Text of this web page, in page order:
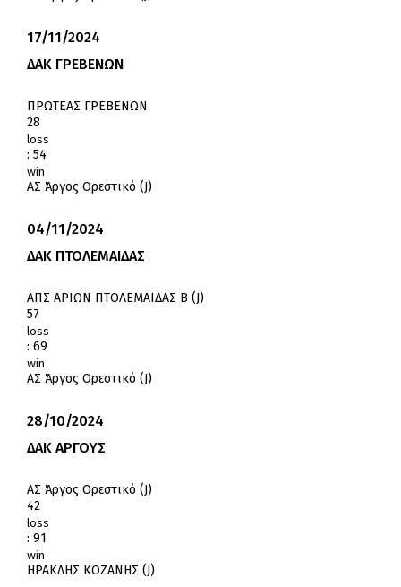
17/11/2024
ΔΑΚ ΓΡΕΒΕΝΩΝ
ΠΡΩΤΕΑΣ ΓΡΕΒΕΝΩΝ
28
loss
: 54
win
ΑΣ Άργος Ορεστικό (J)
04/11/2024
ΔΑΚ ΠΤΟΛΕΜΑΙΔΑΣ
ΑΠΣ ΑΡΙΩΝ ΠΤΟΛΕΜΑΙΔΑΣ Β (J)
57
loss
: 69
win
ΑΣ Άργος Ορεστικό (J)
28/10/2024
ΔΑΚ ΑΡΓΟΥΣ
ΑΣ Άργος Ορεστικό (J)
42
loss
: 91
win
ΗΡΑΚΛΗΣ ΚΟΖΑΝΗΣ (J)